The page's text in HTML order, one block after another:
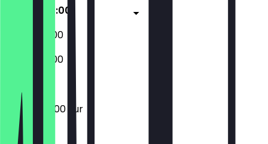
05:00 - 20:00
05:00 - 18:00
05:00 - 18:00
05:00 - 20:00 uur